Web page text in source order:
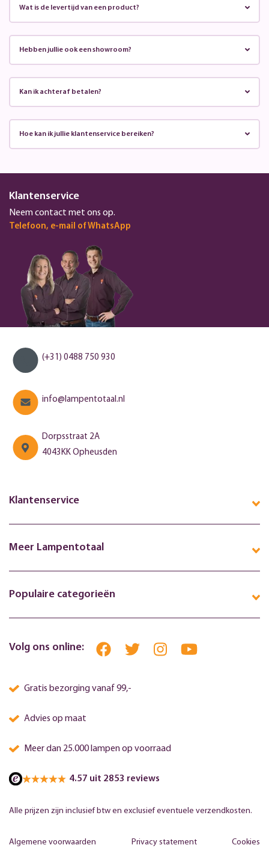
Wat is de levertijd van een product?
Hebben jullie ook een showroom?
Kan ik achteraf betalen?
Hoe kan ik jullie klantenservice bereiken?
Klantenservice
Neem contact met ons op.
Telefoon, e-mail of WhatsApp
(+31) 0488 750 930
info@lampentotaal.nl
Dorpsstraat 2A
4043KK Opheusden
Klantenservice
Meer Lampentotaal
Populaire categorieën
Volg ons online:
Gratis bezorging vanaf 99,-
Advies op maat
Meer dan 25.000 lampen op voorraad
4.57 uit 2853 reviews
Alle prijzen zijn inclusief btw en exclusief eventuele verzendkosten.
Algemene voorwaarden Privacy statement Cookies